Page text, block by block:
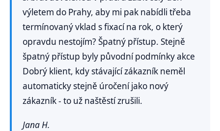
výletem do Prahy, aby mi pak nabídli třeba
termínovaný vklad s fixací na rok, o který
opravdu nestojím? Špatný přístup. Stejně
špatný přístup byly původní podmínky akce
Dobrý klient, kdy stávající zákazník neměl
automaticky stejně úročení jako nový
zákazník - to už naštěstí zrušili.
Jana H.